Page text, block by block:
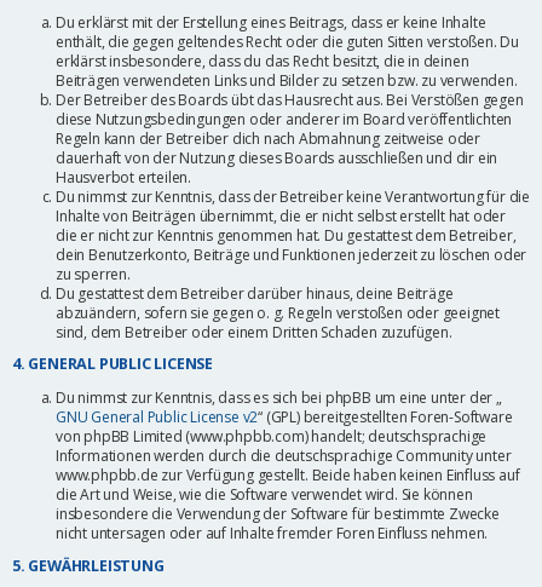
Du erklärst mit der Erstellung eines Beitrags, dass er keine Inhalte
enthält, die gegen geltendes Recht oder die guten Sitten verstoßen. Du
erklärst insbesondere, dass du das Recht besitzt, die in deinen
Beiträgen verwendeten Links und Bilder zu setzen bzw. zu verwenden.
Der Betreiber des Boards übt das Hausrecht aus. Bei Verstößen gegen
diese Nutzungsbedingungen oder anderer im Board veröffentlichten
Regeln kann der Betreiber dich nach Abmahnung zeitweise oder
dauerhaft von der Nutzung dieses Boards ausschließen und dir ein
Hausverbot erteilen.
Du nimmst zur Kenntnis, dass der Betreiber keine Verantwortung für die
Inhalte von Beiträgen übernimmt, die er nicht selbst erstellt hat oder
die er nicht zur Kenntnis genommen hat. Du gestattest dem Betreiber,
dein Benutzerkonto, Beiträge und Funktionen jederzeit zu löschen oder
zu sperren.
Du gestattest dem Betreiber darüber hinaus, deine Beiträge
abzuändern, sofern sie gegen o. g. Regeln verstoßen oder geeignet
sind, dem Betreiber oder einem Dritten Schaden zuzufügen.
4. GENERAL PUBLIC LICENSE
Du nimmst zur Kenntnis, dass es sich bei phpBB um eine unter der „
GNU General Public License v2“ (GPL) bereitgestellten Foren-Software
von phpBB Limited (www.phpbb.com) handelt; deutschsprachige
Informationen werden durch die deutschsprachige Community unter
www.phpbb.de zur Verfügung gestellt. Beide haben keinen Einfluss auf
die Art und Weise, wie die Software verwendet wird. Sie können
insbesondere die Verwendung der Software für bestimmte Zwecke
nicht untersagen oder auf Inhalte fremder Foren Einfluss nehmen.
5. GEWÄHRLEISTUNG